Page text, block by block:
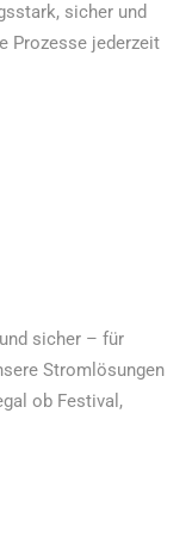
sicher und
Prozesse jederzeit
sicher – für
Stromlösungen
ob Festival,